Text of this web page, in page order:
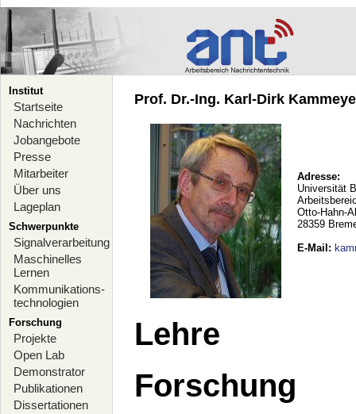
Institut
Startseite
Nachrichten
Jobangebote
Presse
Mitarbeiter
Über uns
Lageplan
Schwerpunkte
Signalverarbeitung
Maschinelles
Lernen
Kommunikations-
technologien
Forschung
Projekte
Open Lab
Demonstrator
Publikationen
Dissertationen
Prof. Dr.-Ing. Karl-Dirk
Adresse:
Universität
Otto-Hahn-
28359
E-Mail :
Lehre
Forschung